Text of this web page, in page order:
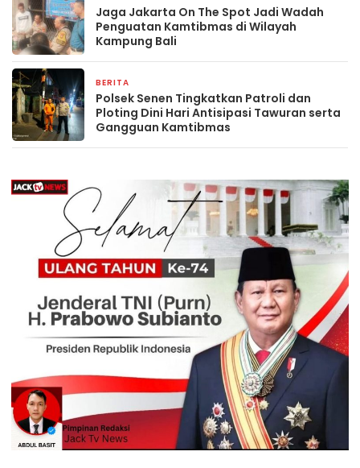
Jaga Jakarta On The Spot Jadi Wadah
Penguatan Kamtibmas di Wilayah
Kampung Bali
BERITA
Polsek Senen Tingkatkan Patroli dan
Ploting Dini Hari Antisipasi Tawuran serta
Gangguan Kamtibmas